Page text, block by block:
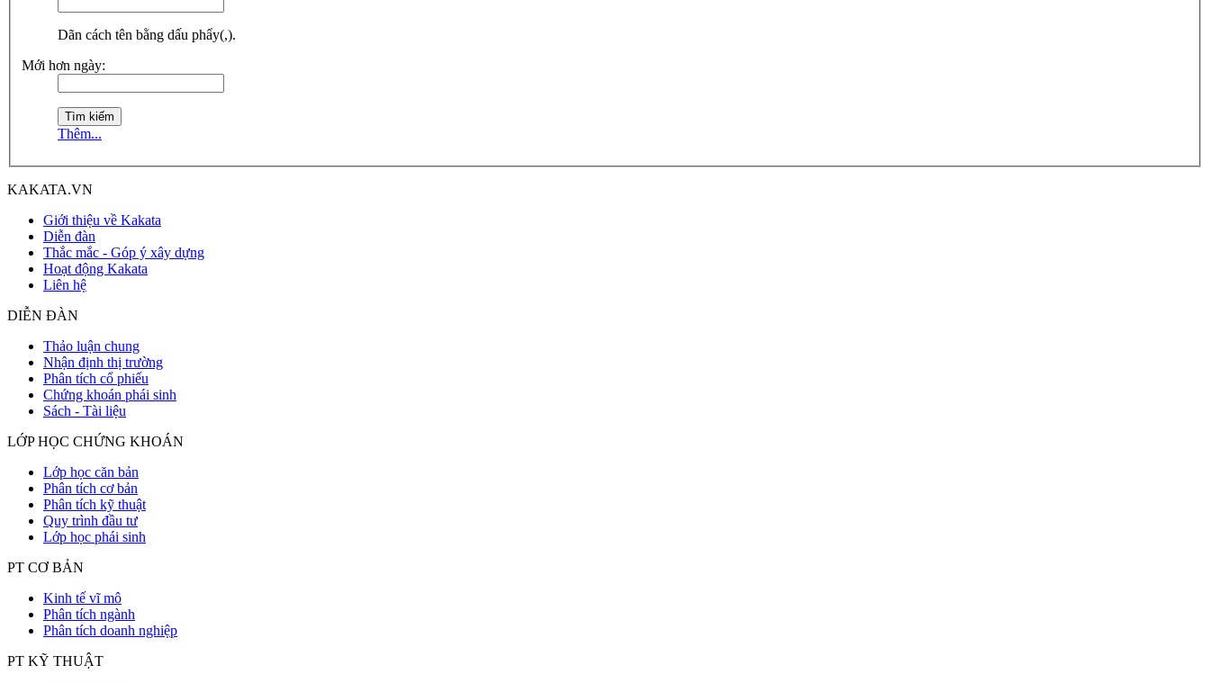
Dãn cách tên bằng dấu phẩy(,).
Mới hơn ngày:
Thêm...
KAKATA.VN
Giới thiệu về Kakata
Diễn đàn
Thắc mắc - Góp ý xây dựng
Hoạt động Kakata
Liên hệ
DIỄN ĐÀN
Thảo luận chung
Nhận định thị trường
Phân tích cổ phiếu
Chứng khoán phái sinh
Sách - Tài liệu
LỚP HỌC CHỨNG KHOÁN
Lớp học căn bản
Phân tích cơ bản
Phân tích kỹ thuật
Quy trình đầu tư
Lớp học phái sinh
PT CƠ BẢN
Kinh tế vĩ mô
Phân tích ngành
Phân tích doanh nghiệp
PT KỸ THUẬT